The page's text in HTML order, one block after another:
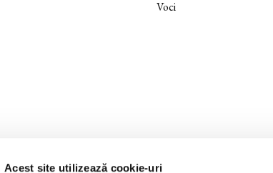
Acest site utilizează cookie-uri
Voci